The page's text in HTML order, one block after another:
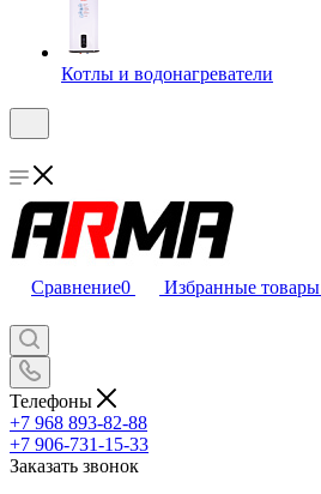
Котлы и водонагреватели
Сравнение0 Избранные товары
Телефоны
+7 968 893-82-88
+7 906-731-15-33
Заказать звонок